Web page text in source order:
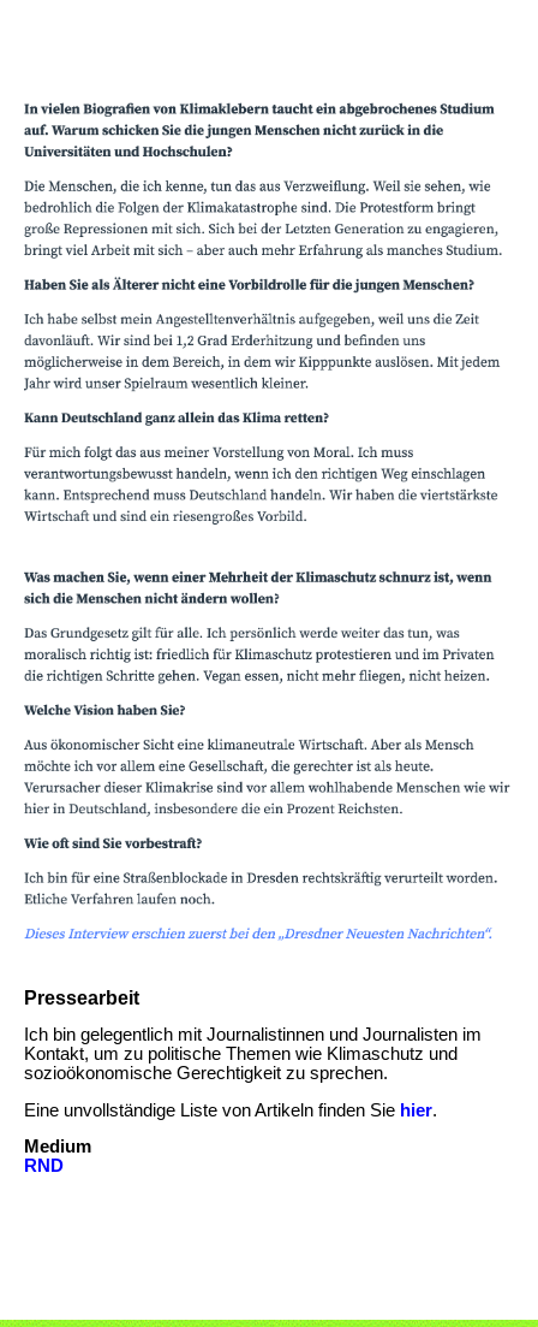
Pressearbeit
Ich bin gelegentlich mit Journalistinnen und Journalisten im
Kontakt, um zu politische Themen wie Klimaschutz und
sozioökonomische Gerechtigkeit zu sprechen.
Eine unvollständige Liste von Artikeln finden Sie hier.
Medium
RND